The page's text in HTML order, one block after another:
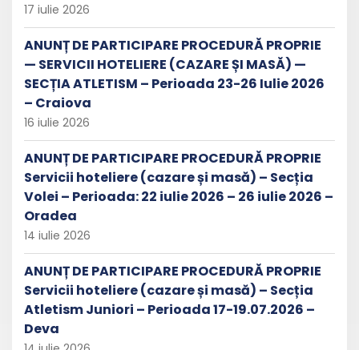
17 iulie 2026
ANUNȚ DE PARTICIPARE PROCEDURĂ PROPRIE
— SERVICII HOTELIERE (CAZARE ȘI MASĂ) —
SECȚIA ATLETISM – Perioada 23-26 Iulie 2026
– Craiova
16 iulie 2026
ANUNȚ DE PARTICIPARE PROCEDURĂ PROPRIE
Servicii hoteliere (cazare și masă) – Secția
Volei – Perioada: 22 iulie 2026 – 26 iulie 2026 –
Oradea
14 iulie 2026
ANUNȚ DE PARTICIPARE PROCEDURĂ PROPRIE
Servicii hoteliere (cazare și masă) – Secția
Atletism Juniori – Perioada 17-19.07.2026 –
Deva